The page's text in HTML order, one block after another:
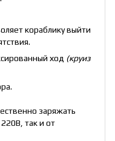
кораблику выйти
ход (круиз
заряжать
так и от